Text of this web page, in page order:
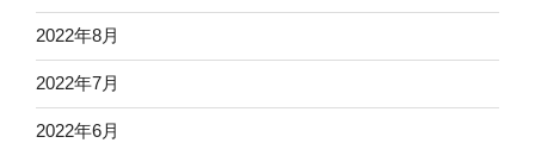
2022年8月
2022年7月
2022年6月